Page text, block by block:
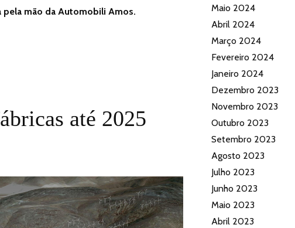
mão da Automobili Amos.
até 2025
Maio 2024
Abril 2024
Março 2024
Fevereiro 2024
Janeiro 2024
Dezembro 2023
Novembro 2023
Outubro 2023
Setembro 2023
Agosto 2023
Julho 2023
Junho 2023
Maio 2023
Abril 2023